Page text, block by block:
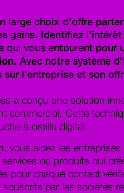
large choix d’offre
gains. Identifiez
qui vous entourent pour
Avec notre système
sur l’entreprise et son
a conçu une solution
commercial. Cette
à-oreille digital.
vous aidez les
ou produits qui
pour chaque contact
par les sociétés